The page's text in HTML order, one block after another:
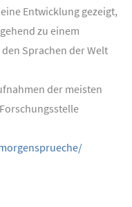
Entwicklung gezeigt,
zu einem
Sprachen der Welt
der meisten